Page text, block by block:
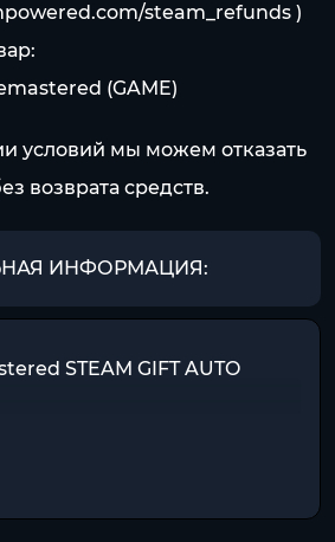
steam_refunds )
(GAME)
условий мы можем отказать
возврата средств.
ИНФОРМАЦИЯ:
STEAM GIFT AUTO